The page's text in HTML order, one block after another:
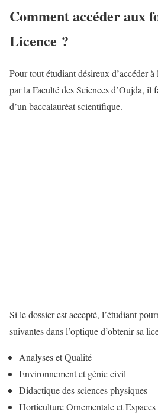
Comment accéder aux
Licence ?
Pour tout étudiant désireux d’accéder à
par la Faculté des Sciences d’Oujda, il
d’un baccalauréat scientifique.
Si le dossier est accepté, l’étudiant
suivantes dans l’optique d’obtenir sa
Analyses et Qualité
Environnement et génie civil
Didactique des sciences physiques
Horticulture Ornementale et